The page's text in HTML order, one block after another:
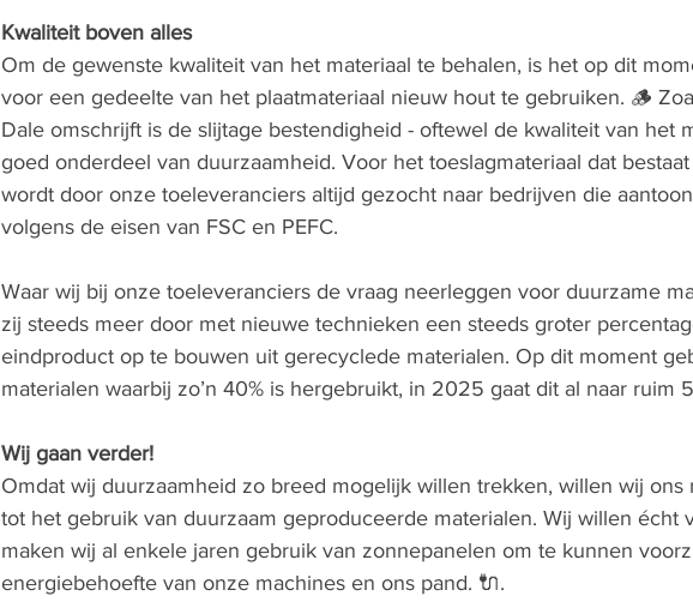
Kwaliteit boven alles
Om de gewenste kwaliteit van het materiaal te behalen, is het op dit
voor een gedeelte van het plaatmateriaal nieuw hout te gebruiken. 🪵
Dale omschrijft is de slijtage bestendigheid - oftewel de kwaliteit van het
goed onderdeel van duurzaamheid. Voor het toeslagmateriaal dat
wordt door onze toeleveranciers altijd gezocht naar bedrijven die
volgens de eisen van FSC en PEFC.
Waar wij bij onze toeleveranciers de vraag neerleggen voor duurzame
zij steeds meer door met nieuwe technieken een steeds groter
eindproduct op te bouwen uit gerecyclede materialen. Op dit moment
materialen waarbij zo’n 40% is hergebruikt, in 2025 gaat dit al naar ruim
Wij gaan verder!
Omdat wij duurzaamheid zo breed mogelijk willen trekken, willen wij ons
tot het gebruik van duurzaam geproduceerde materialen. Wij willen écht
maken wij al enkele jaren gebruik van zonnepanelen om te kunnen
energiebehoefte van onze machines en ons pand. 🔌.